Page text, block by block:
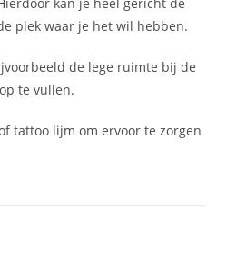
plek waar je het wil hebben.
de lege ruimte bij de
op te vullen.
tattoo lijm om ervoor te zorgen